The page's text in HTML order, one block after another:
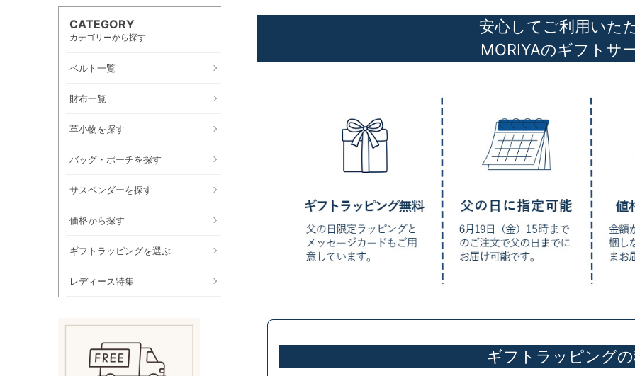
CATEGORY
カテゴリーから探す
ベルト一覧
財布一覧
革小物を探す
バッグ・ポーチを探す
サスペンダーを探す
価格から探す
ギフトラッピングを選ぶ
レディース特集
安心してご利用いた
MORIYAのギフトサ
ギフトラッピング